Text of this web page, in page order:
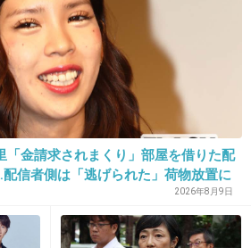
ール買って帰って来たの
げ食べたくなった、、
+51
赤いね
+425 -2
「金請求されまくり」部屋を借りた配
信者側は「逃げられた」荷物放置に
2026年8月9日